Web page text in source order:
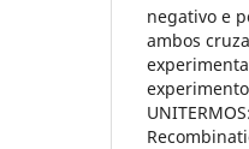
negativo e
ambos